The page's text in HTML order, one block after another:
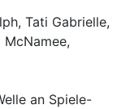
Tati Gabrielle,
an Spiele-